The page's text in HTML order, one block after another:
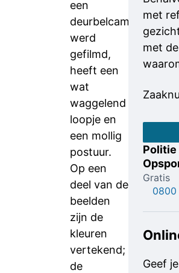
een
deurbelcamera
werd
gefilmd,
heeft een
wat
waggelend
loopje en
een mollig
postuur.
Op een
deel van de
beelden
zijn de
kleuren
vertekend;
de
met
met
Politie
Gratis
Geef